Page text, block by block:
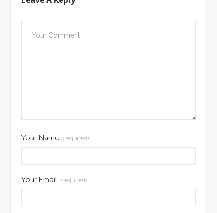
Your Name (required)
Your Email (required)